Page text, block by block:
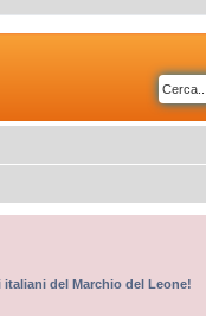
del Marchio del Leone!